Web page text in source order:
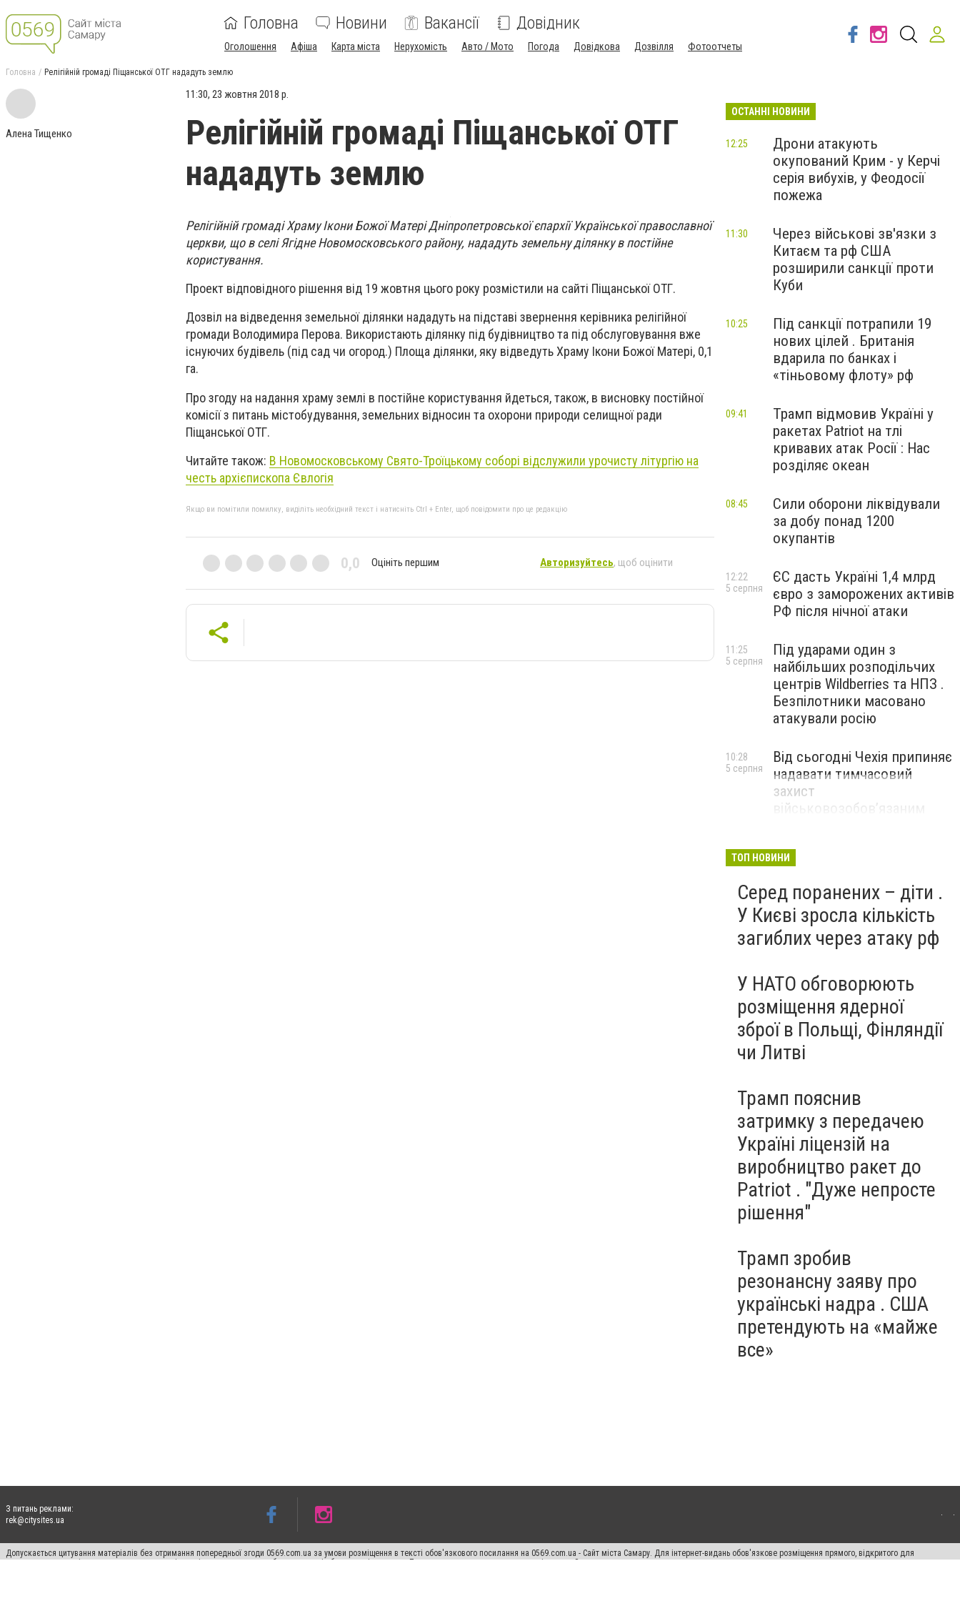
Головна Новини Вакансії Довідник
Оголошення Афіша Карта міста Нерухомість Авто / Мото Погода Довідкова Дозвілля Фотоотчеты
Головна Релігійній громаді Піщанської ОТГ нададуть землю
Алена Тищенко
11:30, 23 жовтня 2018 р.
Релігійній громаді Піщанської ОТГ
нададуть землю
Релігійній громаді Храму Ікони Божої Матері Дніпропетровської єпархії Української православної
церкви, що в селі Ягідне Новомосковського району, нададуть земельну ділянку в постійне
користування.
Проект відповідного рішення від 19 жовтня цього року розмістили на сайті Піщанської ОТГ.
Дозвіл на відведення земельної ділянки нададуть на підставі звернення керівника релігійної
громади Володимира Перова. Використають ділянку під будівництво та під обслуговування вже
існуючих будівель (під сад чи огород.) Площа ділянки, яку відведуть Храму Ікони Божої Матері, 0,1
га.
Про згоду на надання храму землі в постійне користування йдеться, також, в висновку постійної
комісії з питань містобудування, земельних відносин та охорони природи селищної ради
Піщанської ОТГ.
Читайте також: В Новомосковському Свято-Троїцькому соборі відслужили урочисту літургію на
честь архієпископа Євлогія
Якщо ви помітили помилку, виділіть необхідний текст і натисніть Ctrl + Enter, щоб повідомити про це редакцію
0,0 Оцініть першим Авторизуйтесь, щоб оцінити
ОСТАННІ НОВИНИ
Дрони атакують
окупований Крим - у Керчі
серія вибухів, у Феодосії
пожежа
12:25
Через військові зв'язки з
Китаєм та рф США
розширили санкції проти
Куби
11:30
Під санкції потрапили 19
нових цілей . Британія
вдарила по банках і
«тіньовому флоту» рф
10:25
Трамп відмовив Україні у
ракетах Patriot на тлі
кривавих атак Росії : Нас
розділяє океан
09:41
Сили оборони ліквідували
за добу понад 1200
окупантів
08:45
ЄС дасть Україні 1,4 млрд
євро з заморожених активів
РФ після нічної атаки
12:22
5 серпня
Під ударами один з
найбільших розподільчих
центрів Wildberries та НПЗ .
Безпілотники масовано
атакували росію
11:25
5 серпня
Від сьогодні Чехія припиняє
надавати тимчасовий
захист
військовозобов’язаним
10:28
5 серпня
ТОП НОВИНИ
Серед поранених – діти .
У Києві зросла кількість
загиблих через атаку рф
У НАТО обговорюють
розміщення ядерної
зброї в Польщі, Фінляндії
чи Литві
Трамп пояснив
затримку з передачею
Україні ліцензій на
виробництво ракет до
Patriot . "Дуже непросте
рішення"
Трамп зробив
резонансну заяву про
українські надра . США
претендують на «майже
все»
З питань реклами:
rek@citysites.ua
Допускається цитування матеріалів без отримання попередньої згоди 0569.com.ua за умови розміщення в тексті обов'язкового посилання на 0569.com.ua - Сайт міста Самару. Для інтернет-видань обов'язкове розміщення прямого, відкритого для
пошукових систем гіперпосилання на цитовані статті не нижче другого абзацу в тексті або в якості джерела. Порушення виняткових прав переслідується Законом.